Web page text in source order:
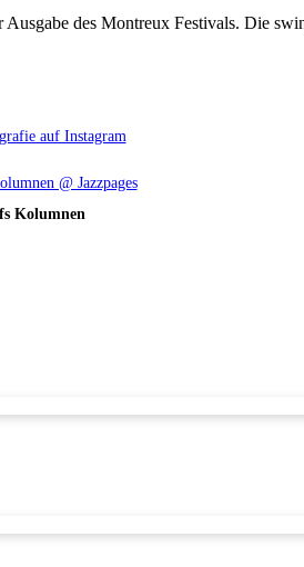
des Montreux Festivals. Die
Kolumnen